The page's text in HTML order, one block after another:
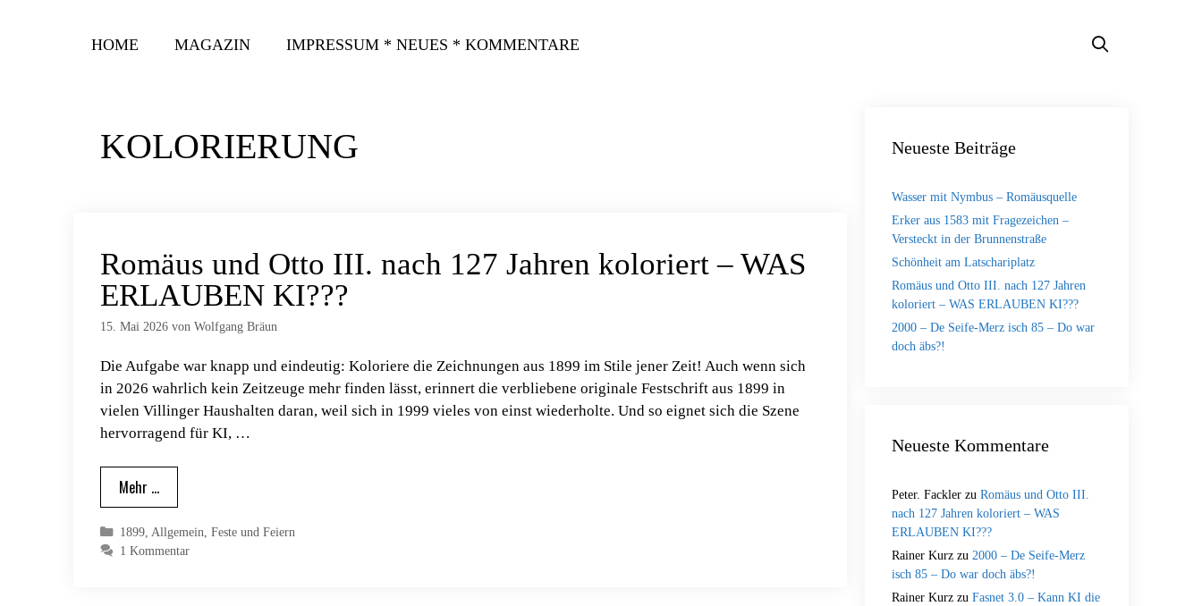
HOME MAGAZIN IMPRESSUM * NEUES * KOMMENTARE
KOLORIERUNG
Romäus und Otto III. nach 127 Jahren koloriert – WAS
ERLAUBEN KI???
15. Mai 2026 von Wolfgang Bräun
Die Aufgabe war knapp und eindeutig: Koloriere die Zeichnungen aus 1899 im Stile jener Zeit! Auch wenn sich
in 2026 wahrlich kein Zeitzeuge mehr finden lässt, erinnert die verbliebene originale Festschrift aus 1899 in
vielen Villinger Haushalten daran, weil sich in 1999 vieles von einst wiederholte. Und so eignet sich die Szene
hervorragend für KI, …
Mehr …
Kategorien
1899, Allgemein, Feste und Feiern
1 Kommentar
Neueste Beiträge
Wasser mit Nymbus – Romäusquelle
Erker aus 1583 mit Fragezeichen –
Versteckt in der Brunnenstraße
Schönheit am Latschariplatz
Romäus und Otto III. nach 127 Jahren
koloriert – WAS ERLAUBEN KI???
2000 – De Seife-Merz isch 85 – Do war
doch äbs?!
Neueste Kommentare
Peter. Fackler zu Romäus und Otto III.
nach 127 Jahren koloriert – WAS
ERLAUBEN KI???
Rainer Kurz zu 2000 – De Seife-Merz
isch 85 – Do war doch äbs?!
Rainer Kurz zu Fasnet 3.0 – Kann KI die